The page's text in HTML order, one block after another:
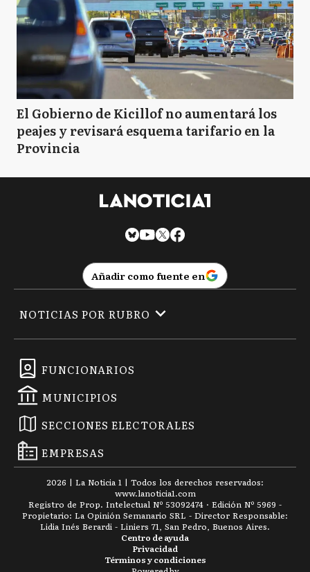
El Gobierno de Kicillof no aumentará los
peajes y revisará esquema tarifario en la
Provincia
Añadir como fuente en
FUNCIONARIOS
MUNICIPIOS
SECCIONES ELECTORALES
EMPRESAS
NOTICIAS POR RUBRO
2026 | La Noticia 1 | Todos los derechos reservados:
www.lanoticia1.com
Registro de Prop. Intelectual Nº 53092474 · Edición Nº 5969 -
Propietario: La Opinión Semanario SRL - Director Responsable:
Lidia Inés Berardi - Liniers 71, San Pedro, Buenos Aires.
Términos y condiciones
Privacidad
Centro de ayuda